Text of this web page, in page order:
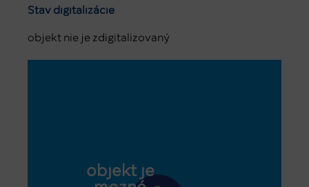
Stav digitalizácie
objekt nie je zdigitalizovaný
objekt je